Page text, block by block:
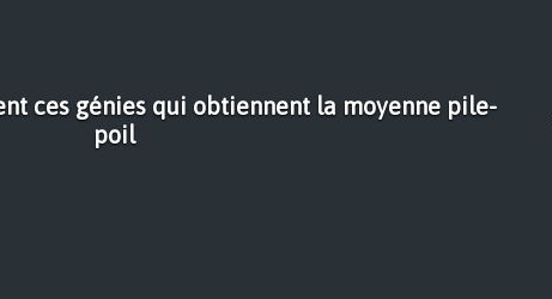
ces génies qui obtiennent la moyenne pile-
poil